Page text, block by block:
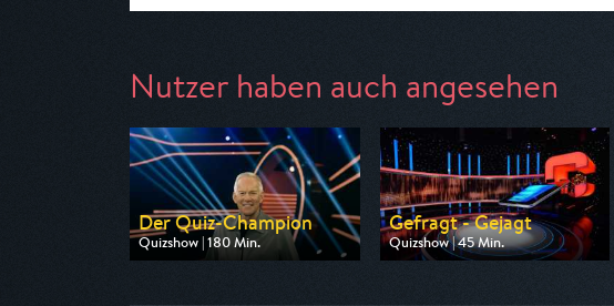
Nutzer haben auch angesehen
Der Quiz-Champion
Quizshow | 180 Min.
Ausgestrahlt von ZDF
Gefragt - Gejagt
Quizshow | 45 Min.
Ausgestrahlt von ARD